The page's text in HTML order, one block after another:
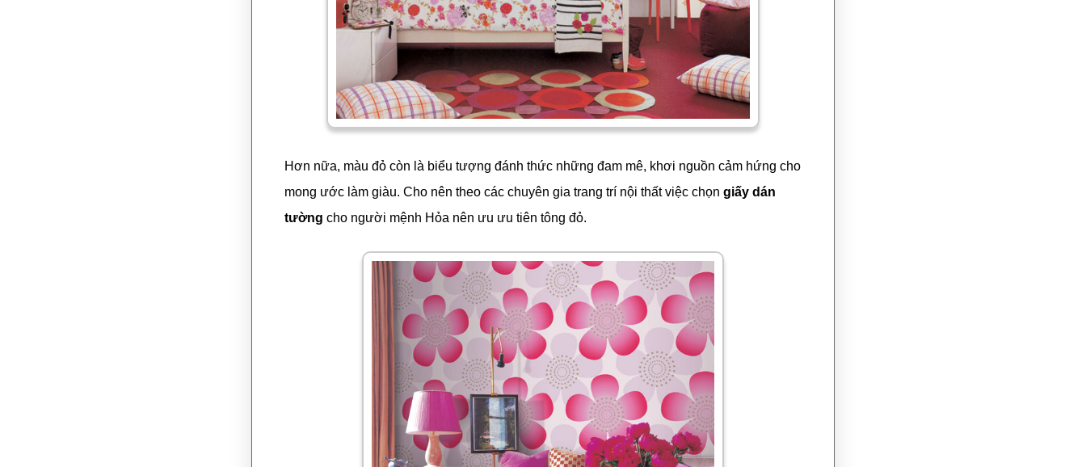
Hơn nữa, màu đỏ còn là biểu tượng đánh thức những đam mê, khơi nguồn cảm hứng cho
mong ước làm giàu. Cho nên theo các chuyên gia trang trí nội thất việc chọn giấy dán
tường cho người mệnh Hỏa nên ưu ưu tiên tông đỏ.